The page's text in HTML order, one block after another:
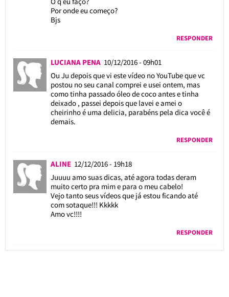
Por onde eu começo?
Bjs
RESPONDER
LUCIANA PENA 10/12/2016 - 09h01
Ou Ju depois que vi este vídeo no YouTube que vc
postou no seu canal comprei e usei ontem, mas
como tinha passado óleo de coco antes e tinha
deixado , passei depois que lavei e amei o
cheirinho é uma delicia, parabéns pela dica você é
demais.
RESPONDER
ALINE 12/12/2016 - 19h18
Juuuu amo suas dicas, até agora todas deram
muito certo pra mim e para o meu cabelo!
Vejo tanto seus vídeos que já estou ficando até
com sotaque!!! Kkkkk
Amo vc!!!!
RESPONDER